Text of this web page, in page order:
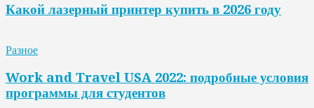
Какой лазерный принтер купить в 2026 году
Разное
Work and Travel USA 2022: подробные условия
программы для студентов